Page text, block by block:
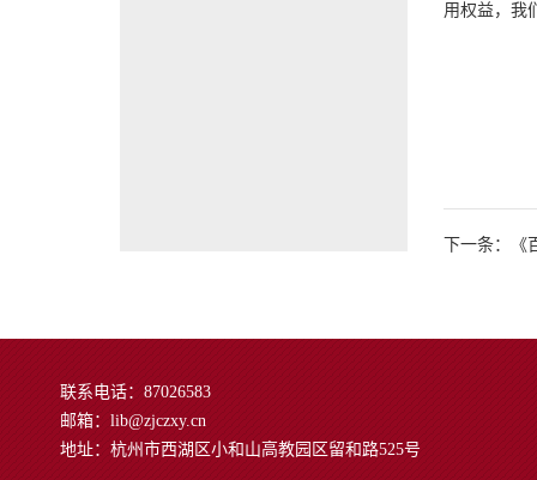
用权益，我
下一条：《
联系电话：87026583
邮箱：lib@zjczxy.cn
地址：杭州市西湖区小和山高教园区留和路525号